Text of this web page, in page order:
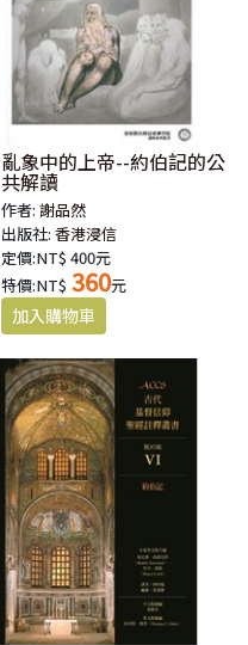
亂象中的上帝--約伯記的公
共解讀
作者:謝品然
出版社:香港浸信
定價:NT$ 400元
特價:NT$ 360元